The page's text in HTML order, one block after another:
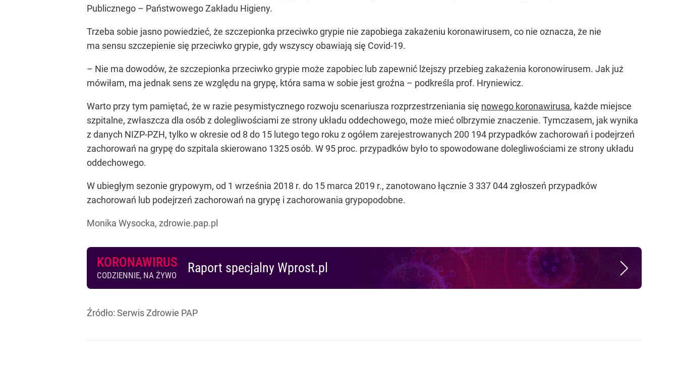
Publicznego – Państwowego Zakładu Higieny.
Trzeba sobie jasno powiedzieć, że szczepionka przeciwko grypie nie zapobiega zakażeniu koronawirusem, co nie oznacza, że nie
ma sensu szczepienie się przeciwko grypie, gdy wszyscy obawiają się Covid-19.
– Nie ma dowodów, że szczepionka przeciwko grypie może zapobiec lub zapewnić lżejszy przebieg zakażenia koronowirusem. Jak już
mówiłam, ma jednak sens ze względu na grypę, która sama w sobie jest groźna – podkreśla prof. Hryniewicz.
Warto przy tym pamiętać, że w razie pesymistycznego rozwoju scenariusza rozprzestrzeniania się nowego koronawirusa, każde miejsce
szpitalne, zwłaszcza dla osób z dolegliwościami ze strony układu oddechowego, może mieć olbrzymie znaczenie. Tymczasem, jak wynika
z danych NIZP-PZH, tylko w okresie od 8 do 15 lutego tego roku z ogółem zarejestrowanych 200 194 przypadków zachorowań i podejrzeń
zachorowań na grypę do szpitala skierowano 1325 osób. W 95 proc. przypadków było to spowodowane dolegliwościami ze strony układu
oddechowego.
W ubiegłym sezonie grypowym, od 1 września 2018 r. do 15 marca 2019 r., zanotowano łącznie 3 337 044 zgłoszeń przypadków
zachorowań lub podejrzeń zachorowań na grypę i zachorowania grypopodobne.
Monika Wysocka, zdrowie.pap.pl
KORONAWIRUS
CODZIENNIE, NA ŻYWO Raport specjalny Wprost.pl
Źródło: Serwis Zdrowie PAP